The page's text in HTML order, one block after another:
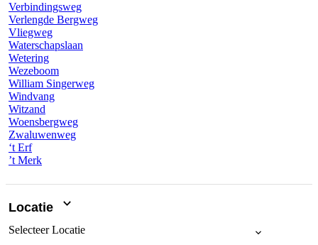
Verbindingsweg
Verlengde Bergweg
Vliegweg
Waterschapslaan
Wetering
Wezeboom
William Singerweg
Windvang
Witzand
Woensbergweg
Zwaluwenweg
‘t Erf
’t Merk
Locatie
SelecteerLocatie